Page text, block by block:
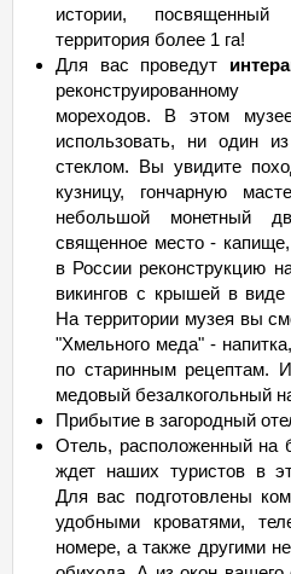
истории,
территория более 1 га!
Для вас проведут
мореходов. В этом
использовать, ни один
стеклом. Вы увидите
кузницу, гончарную
небольшой монетный
священное место -
в России реконструкцию
викингов с крышей в виде
На территории музея вы
"Хмельного меда" -
по старинным рецептам.
медовый безалкогольный
Прибытие в загородный
Отель, расположенный на
ждет наших туристов в
Для вас подготовлены
удобными кроватями,
номере, а также другими